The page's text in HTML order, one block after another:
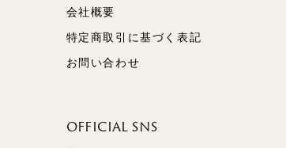
会社概要
特定商取引に基づく表記
お問い合わせ
OFFICIAL SNS